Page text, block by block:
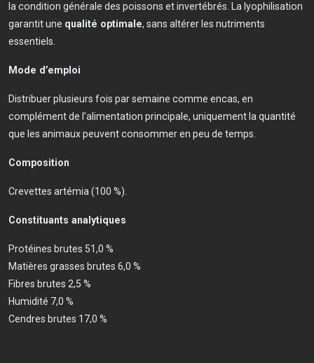
la condition générale des poissons et invertébrés. La lyophilisation
garantit une qualité optimale, sans altérer les nutriments
essentiels.
Mode d’emploi
Distribuer plusieurs fois par semaine comme encas, en
complément de l’alimentation principale, uniquement la quantité
que les animaux peuvent consommer en peu de temps.
Composition
Crevettes artémia (100 %).
Constituants analytiques
Protéines brutes 51,0 %
Matières grasses brutes 6,0 %
Fibres brutes 2,5 %
Humidité 7,0 %
Cendres brutes 17,0 %